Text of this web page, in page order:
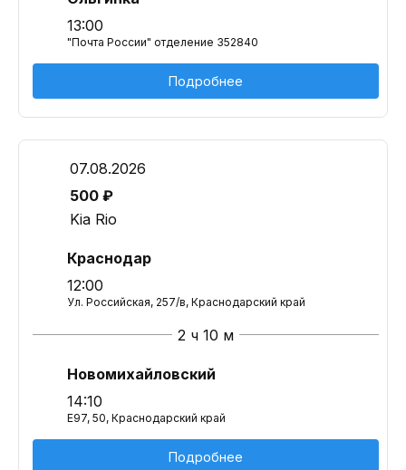
13:00
"Почта России" отделение 352840
Подробнее
07.08.2026
500 ₽
Kia Rio
Краснодар
12:00
Ул. Российская, 257/в, Краснодарский край
2 ч 10 м
Новомихайловский
14:10
E97, 50, Краснодарский край
Подробнее